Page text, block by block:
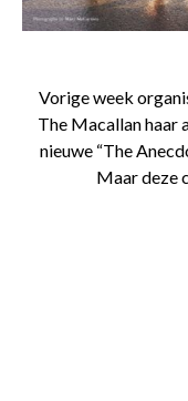
Vorige week
The Macallan haar
nieuwe “The
Maar deze